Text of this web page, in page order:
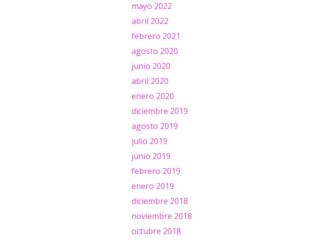
mayo 2022
abril 2022
febrero 2021
agosto 2020
junio 2020
abril 2020
enero 2020
diciembre 2019
agosto 2019
julio 2019
junio 2019
febrero 2019
enero 2019
diciembre 2018
noviembre 2018
octubre 2018